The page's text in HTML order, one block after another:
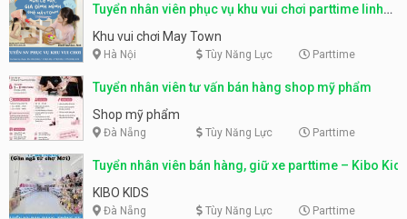
Tuyển nhân viên phục vụ khu vui chơi parttime linh
động
Khu vui chơi May Town
Hà Nội Tùy Năng Lực Parttime
Tuyển nhân viên tư vấn bán hàng shop mỹ phẩm
Shop mỹ phẩm
Đà Nẵng Tùy Năng Lực Parttime
Tuyển nhân viên bán hàng, giữ xe parttime – Kibo Kid
KIBO KIDS
Đà Nẵng Tùy Năng Lực Parttime